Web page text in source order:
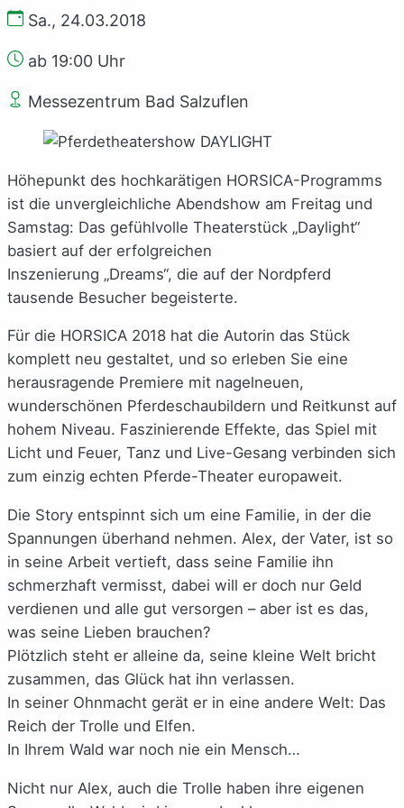
Sa., 24.03.2018
ab 19:00 Uhr
Messezentrum Bad Salzuflen
Höhepunkt des hochkarätigen HORSICA-Programms
ist die unvergleichliche Abendshow am Freitag und
Samstag: Das gefühlvolle Theaterstück „Daylight“
basiert auf der erfolgreichen
Inszenierung „Dreams“, die auf der Nordpferd
tausende Besucher begeisterte.
Für die HORSICA 2018 hat die Autorin das Stück
komplett neu gestaltet, und so erleben Sie eine
herausragende Premiere mit nagelneuen,
wunderschönen Pferdeschaubildern und Reitkunst auf
hohem Niveau. Faszinierende Effekte, das Spiel mit
Licht und Feuer, Tanz und Live-Gesang verbinden sich
zum einzig echten Pferde-Theater europaweit.
Die Story entspinnt sich um eine Familie, in der die
Spannungen überhand nehmen. Alex, der Vater, ist so
in seine Arbeit vertieft, dass seine Familie ihn
schmerzhaft vermisst, dabei will er doch nur Geld
verdienen und alle gut versorgen – aber ist es das,
was seine Lieben brauchen?
Plötzlich steht er alleine da, seine kleine Welt bricht
zusammen, das Glück hat ihn verlassen.
In seiner Ohnmacht gerät er in eine andere Welt: Das
Reich der Trolle und Elfen.
In Ihrem Wald war noch nie ein Mensch…
Nicht nur Alex, auch die Trolle haben ihre eigenen